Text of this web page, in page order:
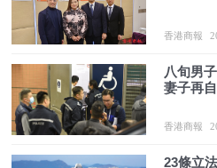
香港商報
八旬男
妻子再
香港商報
23條立